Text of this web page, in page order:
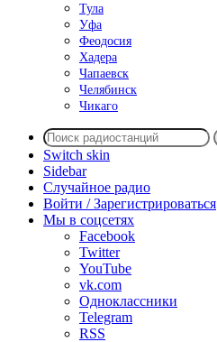
Тула
Уфа
Феодосия
Хадера
Чапаевск
Челябинск
Чикаго
Switch skin
Sidebar
Случайное радио
Войти / Зарегистрироваться
Мы в соцсетях
Facebook
Twitter
YouTube
vk.com
Одноклассники
Telegram
RSS